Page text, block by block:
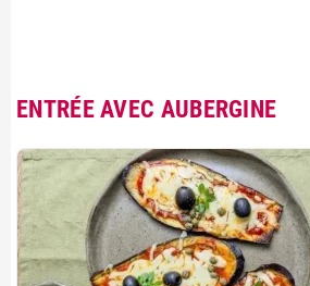
ENTRÉE AVEC AUBERGINE